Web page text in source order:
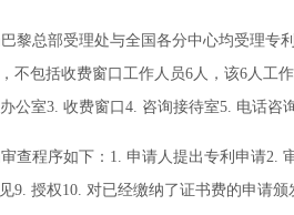
黎总部受理处与全国各分中心均受理专
不包括收费窗口工作人员6人，该6人工
公室3. 收费窗口4. 咨询接待室5. 电话咨
查程序如下：1. 申请人提出专利申请2.
9. 授权10. 对已经缴纳了证书费的申请颁